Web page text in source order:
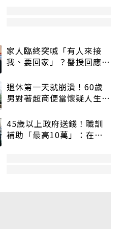
家人臨終突喊「有人來接
我、要回家」？醫授回應方
退休第一天就崩潰！60歲
男對著超商便當懷疑人生
45歲以上政府送錢！職訓
補助「最高10萬」：在